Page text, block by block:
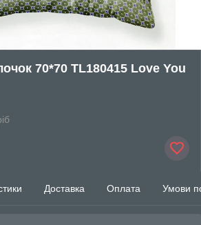
70*70 TL180415 Love You
Доставка Оплата Умови